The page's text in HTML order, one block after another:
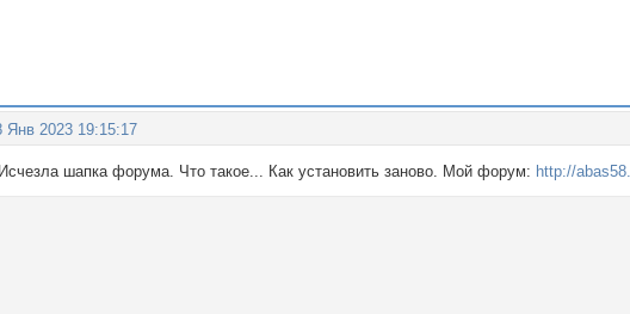
Янв 2023 19:15:17
шапка форума. Что такое... Как установить заново. Мой форум: http://